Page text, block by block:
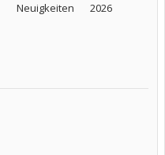
Neuigkeiten
2026